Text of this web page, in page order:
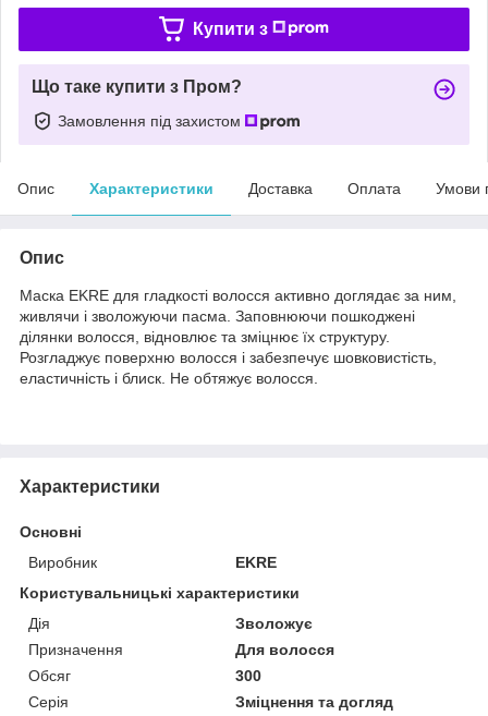
Купити з
Що таке купити з Пром?
Замовлення під захистом
Опис Характеристики Доставка Оплата Умови
Опис
Маска EKRE для гладкості волосся активно доглядає за ним,
живлячи і зволожуючи пасма. Заповнюючи пошкоджені
ділянки волосся, відновлює та зміцнює їх структуру.
Розгладжує поверхню волосся і забезпечує шовковистість,
еластичність і блиск. Не обтяжує волосся.
Характеристики
Основні
Виробник
EKRE
Користувальницькі характеристики
Дія
Зволожує
Призначення
Для волосся
Обсяг
300
Серія
Зміцнення та догляд